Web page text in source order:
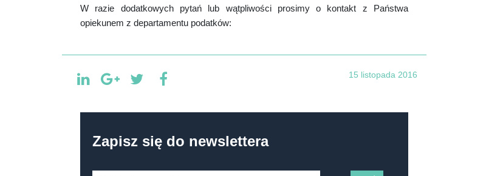
W razie dodatkowych pytań lub wątpliwości prosimy o kontakt z Państwa
opiekunem z departamentu podatków:
15 listopada 2016
Zapisz się do newslettera